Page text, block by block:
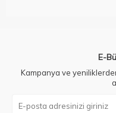
E-
Kampanya ve